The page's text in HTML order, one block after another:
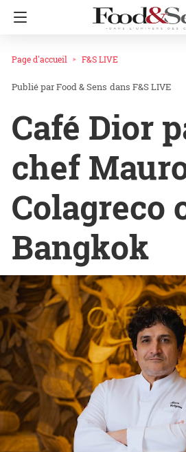
Page d'accueil F&S LIVE
Food & Sens dans F&S LIVE
Café Dior
chef
Colagreco
Bangkok